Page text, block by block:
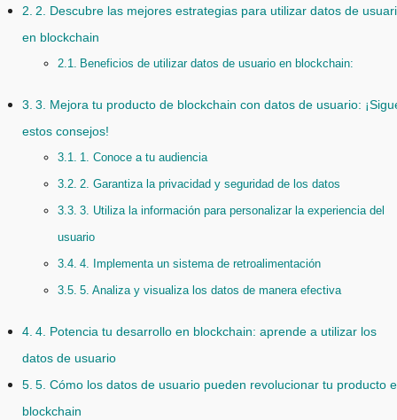
2. Descubre las mejores estrategias para utilizar datos de
en blockchain
Beneficios de utilizar datos de usuario en blockchain:
3. Mejora tu producto de blockchain con datos de usuario:
estos consejos!
1. Conoce a tu audiencia
2. Garantiza la privacidad y seguridad de los datos
3. Utiliza la información para personalizar la experiencia del
usuario
4. Implementa un sistema de retroalimentación
5. Analiza y visualiza los datos de manera efectiva
4. Potencia tu desarrollo en blockchain: aprende a utilizar los
datos de usuario
5. Cómo los datos de usuario pueden revolucionar tu producto
blockchain